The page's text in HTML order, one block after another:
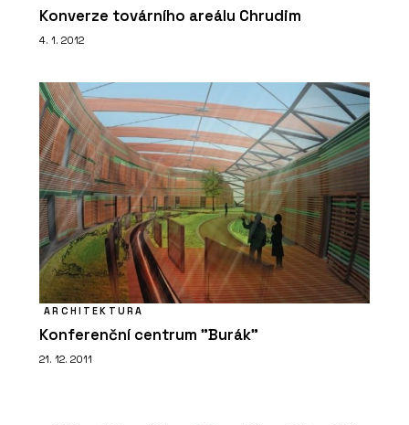
Konverze továrního areálu Chrudim
4. 1. 2012
ARCHITEKTURA
Konferenční centrum "Burák"
21. 12. 2011